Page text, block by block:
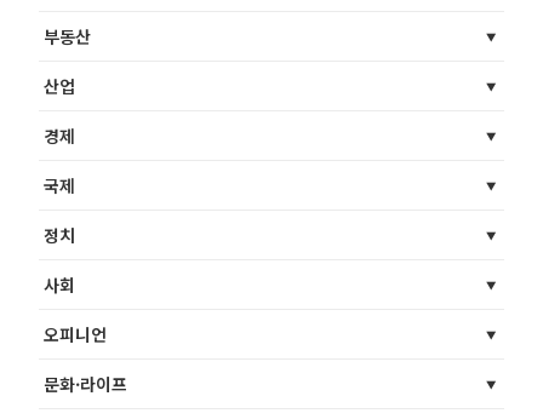
부동산
산업
경제
국제
정치
사회
오피니언
문화·라이프